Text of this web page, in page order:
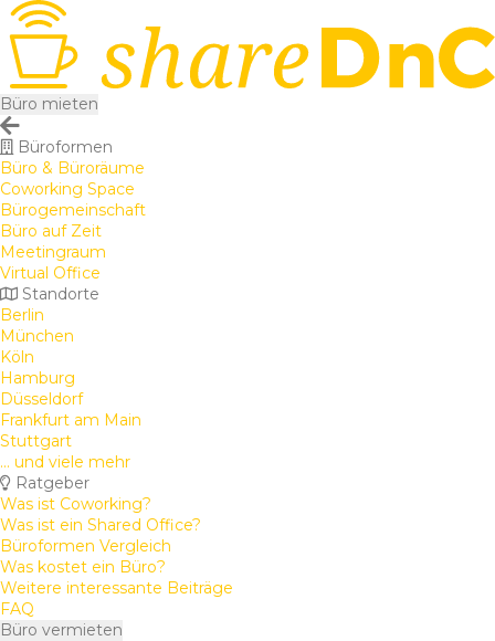
Büro mieten
Büroformen
Büro & Büroräume
Coworking Space
Bürogemeinschaft
Büro auf Zeit
Meetingraum
Virtual Office
Standorte
Berlin
München
Köln
Hamburg
Düsseldorf
Frankfurt am Main
Stuttgart
... und viele mehr
Ratgeber
Was ist Coworking?
Was ist ein Shared Office?
Büroformen Vergleich
Was kostet ein Büro?
Weitere interessante Beiträge
FAQ
Büro vermieten